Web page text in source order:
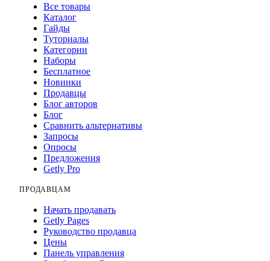
Все товары
Каталог
Гайды
Туториалы
Категории
Наборы
Бесплатное
Новинки
Продавцы
Блог авторов
Блог
Сравнить альтернативы
Запросы
Опросы
Предложения
Getly Pro
ПРОДАВЦАМ
Начать продавать
Getly Pages
Руководство продавца
Цены
Панель управления